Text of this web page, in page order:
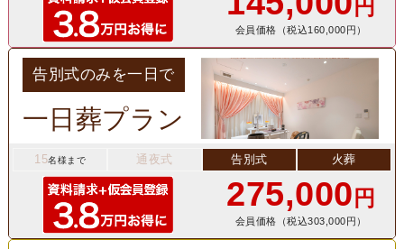
円
会員価格（税込160,000円）
告別式のみを一日で
一日葬プラン
15名様まで 通夜式 告別式 火葬
275,000 円
会員価格（税込303,000円）